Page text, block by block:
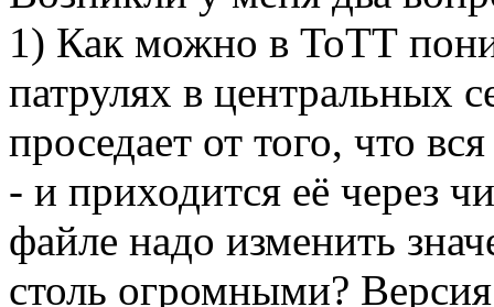
1) Как можно в ТоТТ
патрулях в центральных
проседает от того, что
- и приходится её через
файле надо изменить
столь огромными?